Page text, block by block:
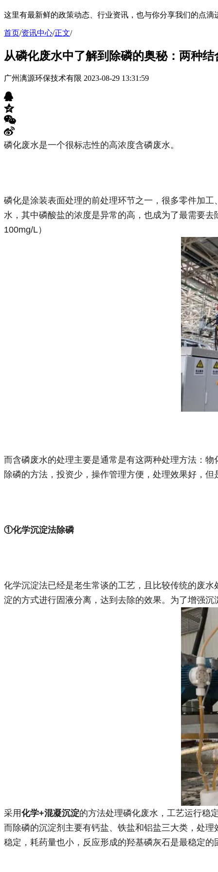
这里有最新鲜的政策动态、行业资讯，也与你分享我们的点滴
首页/资讯中心/正文/
从磷化废水中了解到除磷的奥秘：两种
广州漓源环保技术有限 2023-08-29 13:31:59
磷化废水是一个很标志性的高浓度含磷废水。
磷化是涂装表面处理的前处理环节之一，很多零件加
水，其中磷酸盐的浓度是异常的高，也成为了最需要
100mg/L）
而含磷废水的处理主要是通常是有这两种处理方法：
除磷的方法，投资少，操作管理方便，处理效果好，
①化学沉淀法除磷
化学沉淀法已经是老生常谈的工艺，且比较传统的废
淀的方式进行固液分离，达到去除的效果。为了增强
采用化学+混凝沉淀的方法处理磷化废水，工艺运行稳
而除磷的沉淀剂主要有钙盐、铁盐和铝盐三大类，处
稳定，耗药量也小，反应形成的羟基磷灰石是最稳定